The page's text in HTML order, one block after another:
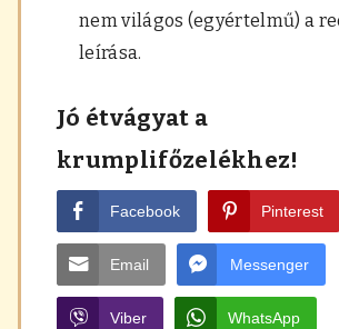
nem világos (egyértelmű) a
leírása.
Jó étvágyat a
krumplifőzelékhez!
Facebook Pinterest
Email Messenger
Viber WhatsApp